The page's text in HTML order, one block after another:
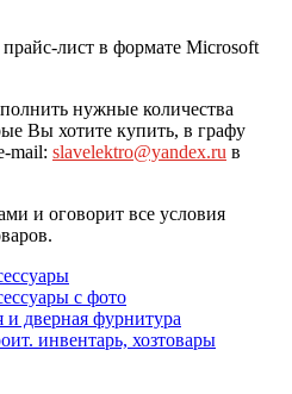
лист в формате Microsoft
нужные количества
Вы хотите купить, в графу
mail: slavelektro@yandex.ru в
и оговорит все условия
с фото
и дверная фурнитура
инвентарь, хозтовары